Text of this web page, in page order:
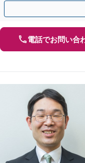
電話でお問い合